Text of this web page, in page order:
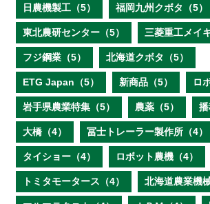
日農機製工（5） 福岡九州クボタ（5）
東北農研センター（5） 三菱重工メイ
フジ鋼業（5） 北海道クボタ（5）
ETG Japan（5） 新商品（5） ロ
岩手県農業特集（5） 農薬（5） 播
大橋（4） 冨士トレーラー製作所（4）
タイショー（4） ロボット農機（4）
トミタモータース（4） 北海道農業機